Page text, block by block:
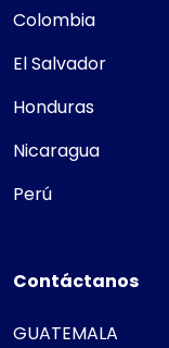
Colombia
El Salvador
Honduras
Nicaragua
Perú
Contáctanos
GUATEMALA